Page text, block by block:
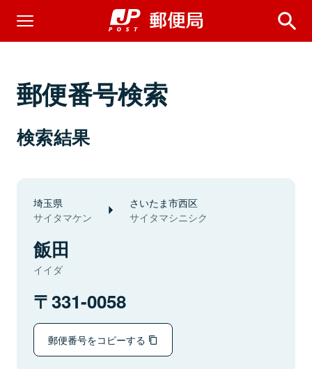
郵便番号検索
検索結果
埼玉県
サイタマケン
さいたま市西区
サイタマシニシク
飯田
イイダ
331-0058
郵便番号をコピーする